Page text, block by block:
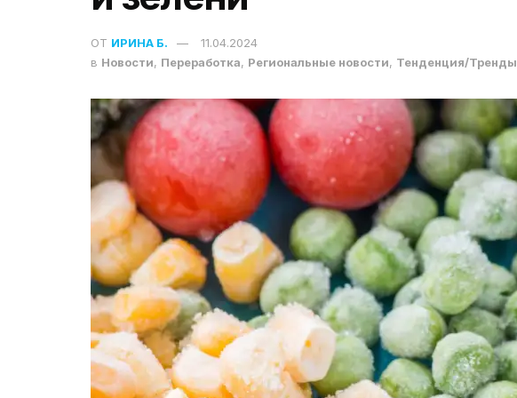
ОТ ИРИНА Б.
11.04.2024
в Новости, Переработка, Региональные новости, Тенденция/Тренды